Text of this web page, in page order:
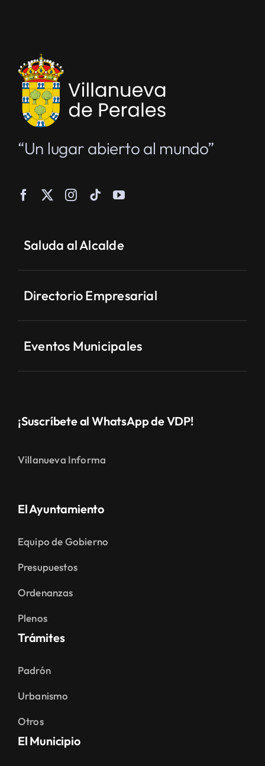
“Un lugar abierto al mundo”
Saluda al Alcalde
Directorio Empresarial
Eventos Municipales
¡Suscríbete al WhatsApp de VDP!
Villanueva Informa
El Ayuntamiento
Equipo de Gobierno
Presupuestos
Ordenanzas
Plenos
Trámites
Padrón
Urbanismo
Otros
El Municipio